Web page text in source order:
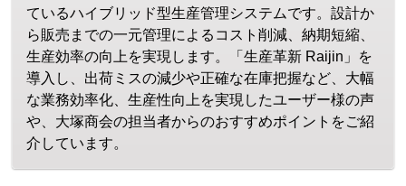
ているハイブリッド型生産管理システムです。設計か
ら販売までの一元管理によるコスト削減、納期短縮、
生産効率の向上を実現します。「生産革新 Raijin」を
導入し、出荷ミスの減少や正確な在庫把握など、大幅
な業務効率化、生産性向上を実現したユーザー様の声
や、大塚商会の担当者からのおすすめポイントをご紹
介しています。